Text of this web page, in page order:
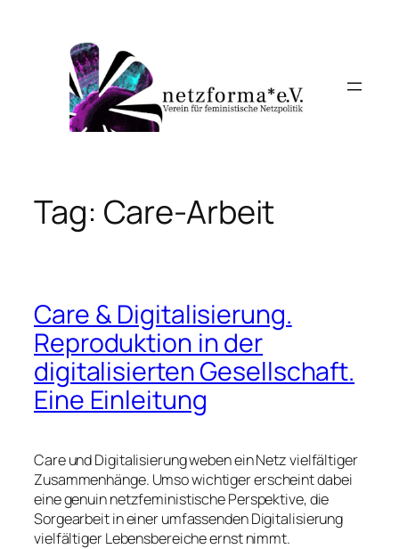
Tag: Care-Arbeit
Care & Digitalisierung.
Reproduktion in der
digitalisierten Gesellschaft.
Eine Einleitung
Care und Digitalisierung weben ein Netz vielfältiger
Zusammenhänge. Umso wichtiger erscheint dabei
eine genuin netzfeministische Perspektive, die
Sorgearbeit in einer umfassenden Digitalisierung
vielfältiger Lebensbereiche ernst nimmt.